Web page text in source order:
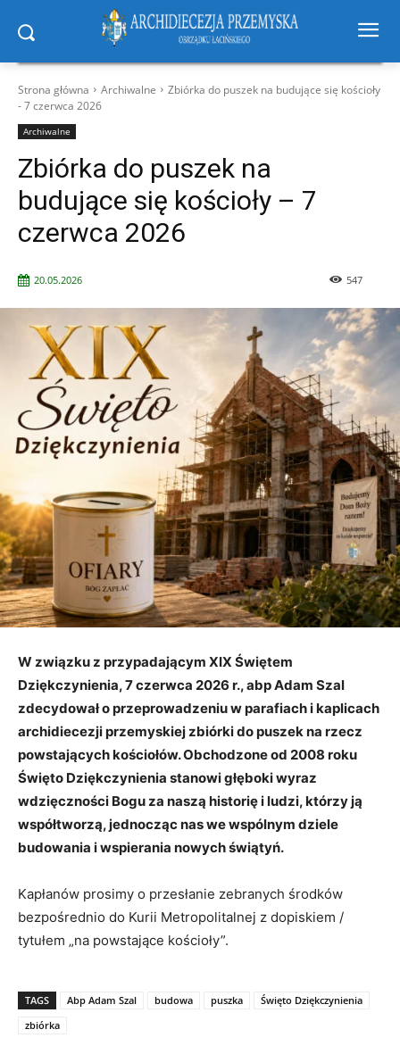
Strona główna Archiwalne
Zbiórka do puszek na budujące się kościoły
- 7 czerwca 2026
Archiwalne
Zbiórka do puszek na
budujące się kościoły – 7
czerwca 2026
20.05.2026 547
W związku z przypadającym XIX Świętem
Dziękczynienia, 7 czerwca 2026 r., abp Adam Szal
zdecydował o przeprowadzeniu w parafiach i kaplicach
archidiecezji przemyskiej zbiórki do puszek na rzecz
powstających kościołów. Obchodzone od 2008 roku
Święto Dziękczynienia stanowi głęboki wyraz
wdzięczności Bogu za naszą historię i ludzi, którzy ją
współtworzą, jednocząc nas we wspólnym dziele
budowania i wspierania nowych świątyń.
Kapłanów prosimy o przesłanie zebranych środków
bezpośrednio do Kurii Metropolitalnej z dopiskiem /
tytułem „na powstające kościoły”.
TAGS Abp Adam Szal budowa puszka
Święto Dziękczynienia
zbiórka